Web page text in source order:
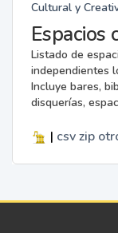
Cultural y
Espacios
Listado de
independientes
Incluye bares,
disquerías,
| csv zip